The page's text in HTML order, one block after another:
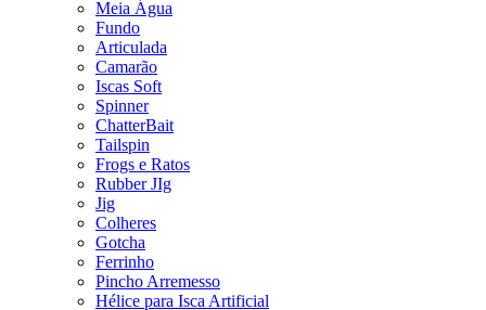
Meia Água
Fundo
Articulada
Camarão
Iscas Soft
Spinner
ChatterBait
Tailspin
Frogs e Ratos
Rubber JIg
Jig
Colheres
Gotcha
Ferrinho
Pincho Arremesso
Hélice para Isca Artificial